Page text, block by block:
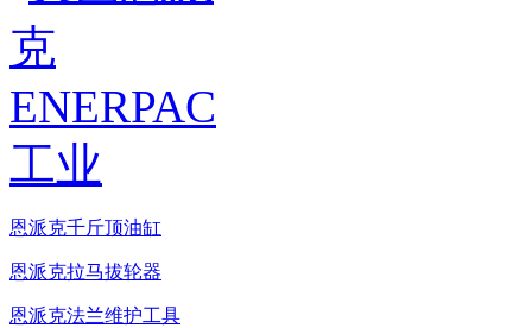
恩派克千斤顶油缸
恩派克拉马拔轮器
恩派克法兰维护工具